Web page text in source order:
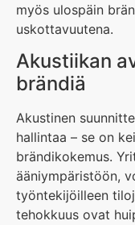
myös ulospäin
uskottavuutena.
Akustiikan
brändiä
Akustinen
hallintaa – se on
brändikokemus.
ääniympäristöön,
työntekijöilleen
tehokkuus ovat